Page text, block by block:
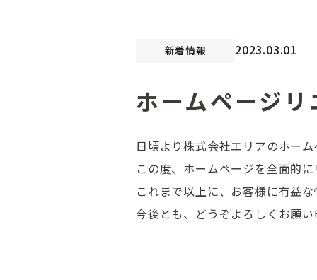
新着情報 2023.03.01
ホームページ
日頃より株式会社エリアのホー
この度、ホームページを全面的
これまで以上に、お客様に有益
今後とも、どうぞよろしくお願